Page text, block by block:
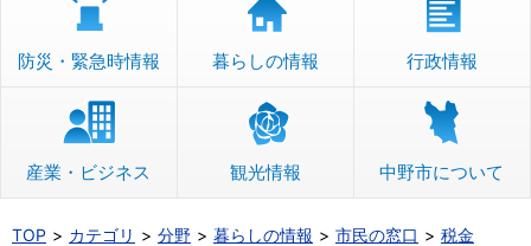
防災・緊急時情報 暮らしの情報 行政情報
産業・ビジネス 観光情報 中野市について
TOP カテゴリ 分野 暮らしの情報 市民の窓口
税金